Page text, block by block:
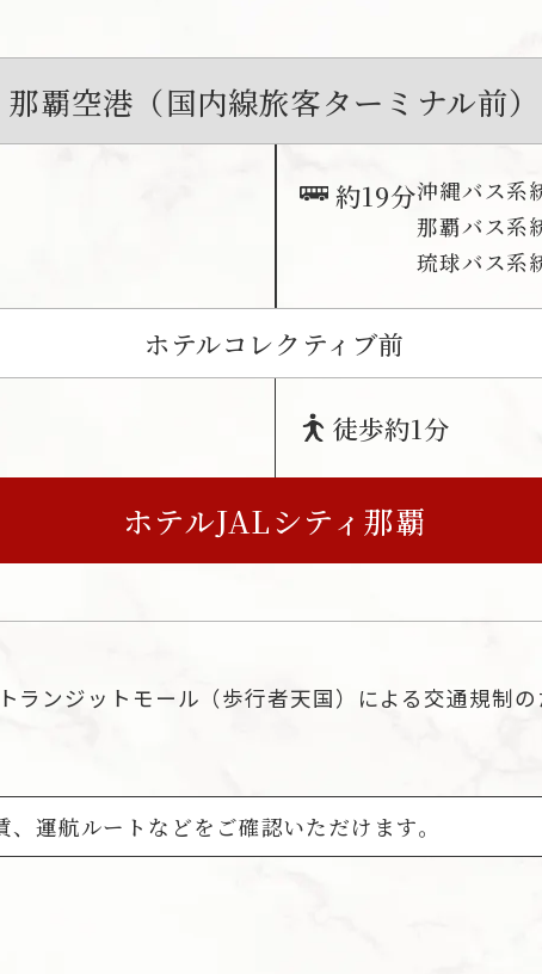
那覇空港（国内線旅客ターミナル前）
約19分沖縄バス系
那覇バス系
琉球バス系
ホテルコレクティブ前
徒歩約1分
ホテルJALシティ那覇
ンジットモール（歩行者天国）による交通規制
運航ルートなどをご確認いただけます。